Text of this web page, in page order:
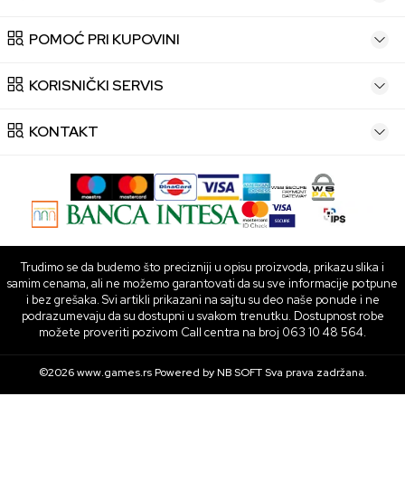
POMOĆ PRI KUPOVINI
KORISNIČKI SERVIS
KONTAKT
Trudimo se da budemo što precizniji u opisu proizvoda, prikazu slika i
samim cenama, ali ne možemo garantovati da su sve informacije potpune
i bez grešaka. Svi artikli prikazani na sajtu su deo naše ponude i ne
podrazumevaju da su dostupni u svakom trenutku. Dostupnost robe
možete proveriti pozivom Call centra na broj 063 10 48 564.
©2026www.games.rs Powered byNB SOFTSva prava zadržana.